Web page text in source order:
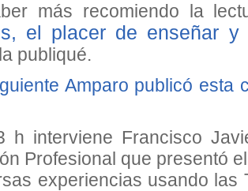
más recomiendo la
el placer de enseñar y
publiqué.
Amparo publicó esta
h interviene Francisco
Profesional que presentó
experiencias usando